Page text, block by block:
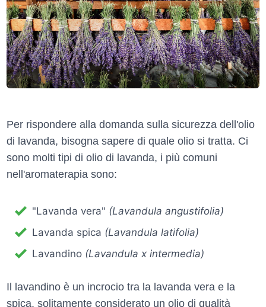
Per rispondere alla domanda sulla sicurezza dell'olio
di lavanda, bisogna sapere di quale olio si tratta. Ci
sono molti tipi di olio di lavanda, i più comuni
nell'aromaterapia sono:
"Lavanda vera" (Lavandula angustifolia)
Lavanda spica (Lavandula latifolia)
Lavandino (Lavandula x intermedia)
Il lavandino è un incrocio tra la lavanda vera e la
spica, solitamente considerato un olio di qualità